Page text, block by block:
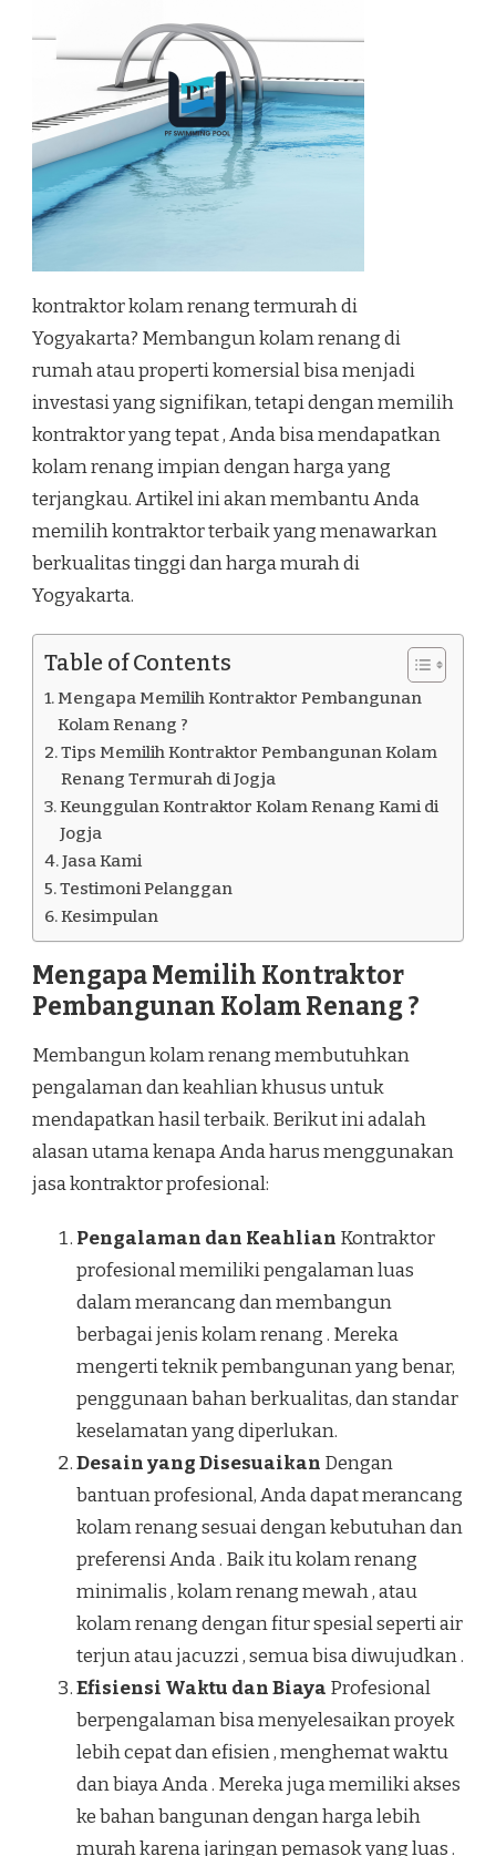
kontraktor kolam renang termurah di
Yogyakarta? Membangun kolam renang di
rumah atau properti komersial bisa menjadi
investasi yang signifikan, tetapi dengan memilih
kontraktor yang tepat , Anda bisa mendapatkan
kolam renang impian dengan harga yang
terjangkau. Artikel ini akan membantu Anda
memilih kontraktor terbaik yang menawarkan
berkualitas tinggi dan harga murah di
Yogyakarta.
Table of Contents
Mengapa Memilih Kontraktor Pembangunan
Kolam Renang ?
Tips Memilih Kontraktor Pembangunan Kolam
Renang Termurah di Jogja
Keunggulan Kontraktor Kolam Renang Kami di
Jogja
Jasa Kami
Testimoni Pelanggan
Kesimpulan
Mengapa Memilih Kontraktor
Pembangunan Kolam Renang ?
Membangun kolam renang membutuhkan
pengalaman dan keahlian khusus untuk
mendapatkan hasil terbaik. Berikut ini adalah
alasan utama kenapa Anda harus menggunakan
jasa kontraktor profesional:
Pengalaman dan Keahlian Kontraktor
profesional memiliki pengalaman luas
dalam merancang dan membangun
berbagai jenis kolam renang . Mereka
mengerti teknik pembangunan yang benar,
penggunaan bahan berkualitas, dan standar
keselamatan yang diperlukan.
Desain yang Disesuaikan Dengan
bantuan profesional, Anda dapat merancang
kolam renang sesuai dengan kebutuhan dan
preferensi Anda . Baik itu kolam renang
minimalis , kolam renang mewah , atau
kolam renang dengan fitur spesial seperti air
terjun atau jacuzzi , semua bisa diwujudkan .
Efisiensi Waktu dan Biaya Profesional
berpengalaman bisa menyelesaikan proyek
lebih cepat dan efisien , menghemat waktu
dan biaya Anda . Mereka juga memiliki akses
ke bahan bangunan dengan harga lebih
murah karena jaringan pemasok yang luas .